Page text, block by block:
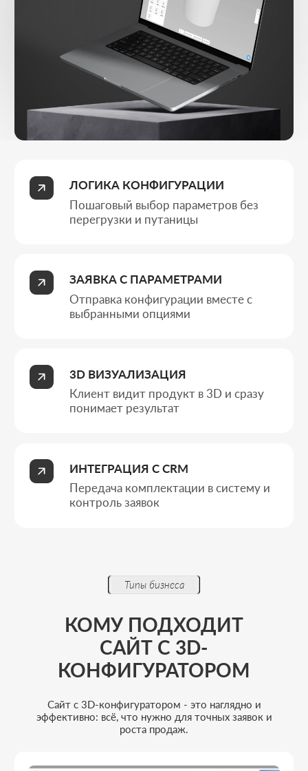
Пошаговый выбор параметров без
перегрузки и путаницы
Передача комплектации в систему и
контроль заявок
ИНТЕГРАЦИЯ С CRM
Отправка конфигурации вместе с
выбранными опциями
ЗАЯВКА С ПАРАМЕТРАМИ
Клиент видит продукт в 3D и сразу
B2B компаниям со сложной
опций, а клиенту важно увидеть итоговую
модель в 3D прямо на сайте до отправки
КОМУ ПОДХОДИТ
САЙТ С 3D-
Типы бизнеса
Сайт с 3D-конфигуратором - это наглядно и
эффективно: всё, что нужно для точных заявок и